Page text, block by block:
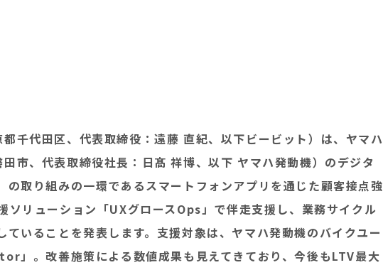
千代田区、代表取締役：遠藤 直紀、以下ビービット）は、ヤマハ
市、代表取締役社長：日髙 祥博、以下 ヤマハ発動機）のデジタ
の取り組みの一環であるスマートフォンアプリを通じた顧客接点強
ソリューション「UXグロースOps」で伴走支援し、業務サイクル
ていることを発表します。支援対象は、ヤマハ発動機のバイクユー
」。改善施策による数値成果も見えてきており、今後もLTV最大